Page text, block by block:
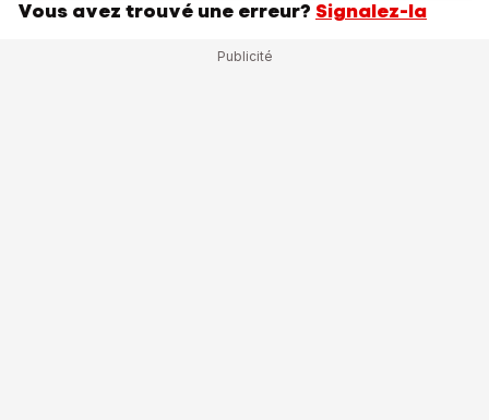
Vous avez trouvé une erreur? Signalez-la